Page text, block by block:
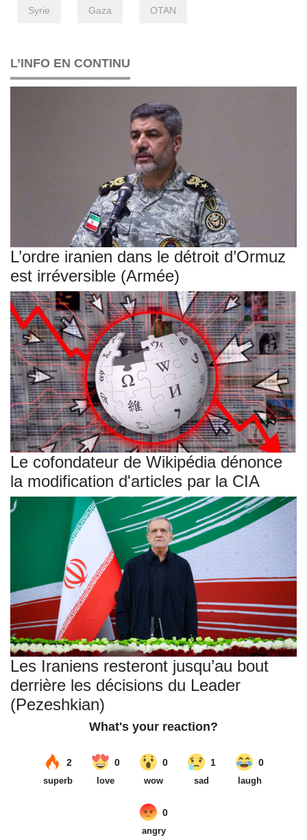
Syrie Gaza OTAN
L’INFO EN CONTINU
L’ordre iranien dans le détroit d’Ormuz
est irréversible (Armée)
Le cofondateur de Wikipédia dénonce
la modification d'articles par la CIA
Les Iraniens resteront jusqu’au bout
derrière les décisions du Leader
(Pezeshkian)